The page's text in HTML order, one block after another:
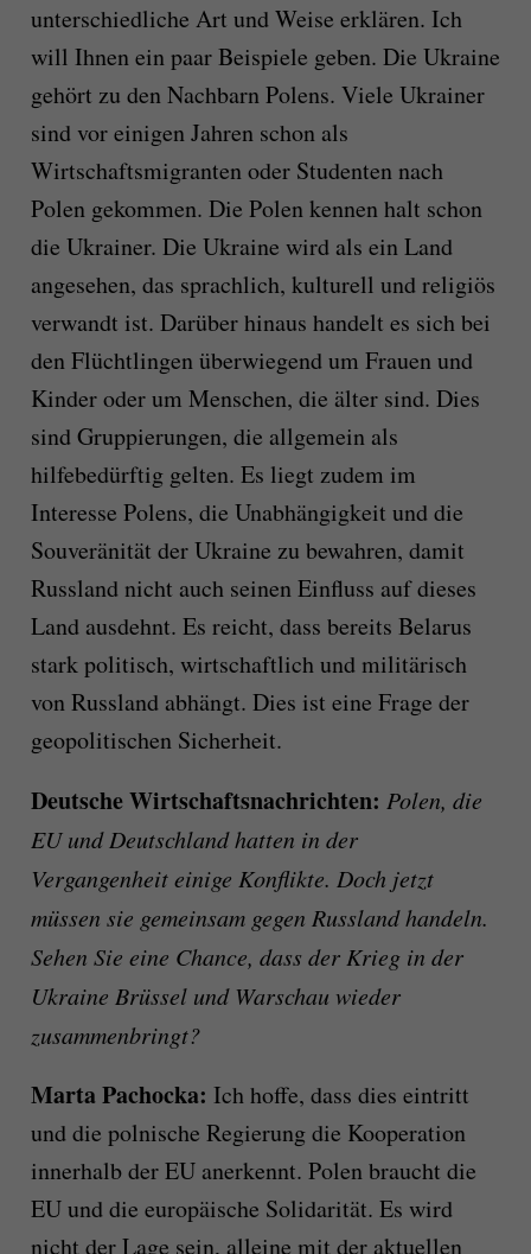
unterschiedliche Art und Weise erklären. Ich
will Ihnen ein paar Beispiele geben. Die Ukraine
gehört zu den Nachbarn Polens. Viele Ukrainer
sind vor einigen Jahren schon als
Wirtschaftsmigranten oder Studenten nach
Polen gekommen. Die Polen kennen halt schon
die Ukrainer. Die Ukraine wird als ein Land
angesehen, das sprachlich, kulturell und religiös
verwandt ist. Darüber hinaus handelt es sich bei
den Flüchtlingen überwiegend um Frauen und
Kinder oder um Menschen, die älter sind. Dies
sind Gruppierungen, die allgemein als
hilfebedürftig gelten. Es liegt zudem im
Interesse Polens, die Unabhängigkeit und die
Souveränität der Ukraine zu bewahren, damit
Russland nicht auch seinen Einfluss auf dieses
Land ausdehnt. Es reicht, dass bereits Belarus
stark politisch, wirtschaftlich und militärisch
von Russland abhängt. Dies ist eine Frage der
geopolitischen Sicherheit.
Deutsche Wirtschaftsnachrichten: Polen, die
EU und Deutschland hatten in der
Vergangenheit einige Konflikte. Doch jetzt
müssen sie gemeinsam gegen Russland handeln.
Sehen Sie eine Chance, dass der Krieg in der
Ukraine Brüssel und Warschau wieder
zusammenbringt?
Marta Pachocka: Ich hoffe, dass dies eintritt
und die polnische Regierung die Kooperation
innerhalb der EU anerkennt. Polen braucht die
EU und die europäische Solidarität. Es wird
nicht der Lage sein, alleine mit der aktuellen